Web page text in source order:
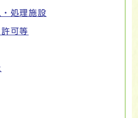
処理施設
可等